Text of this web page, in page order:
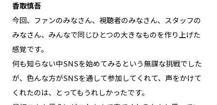
香取慎吾
今回、ファンのみなさん、視聴者のみなさん、スタッフの
みなさん、みんなで同じひとつの大きなものを作り上げた
感覚です。
何も知らない中SNSを始めてみるという無謀な挑戦でした
が、色んな方がSNSを通して参加してくれて、声をかけて
くれたのは、とってもうれしかったです。